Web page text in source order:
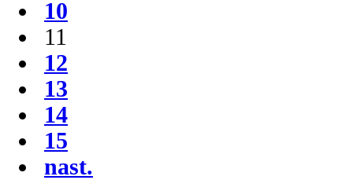
10
11
12
13
14
15
nast.